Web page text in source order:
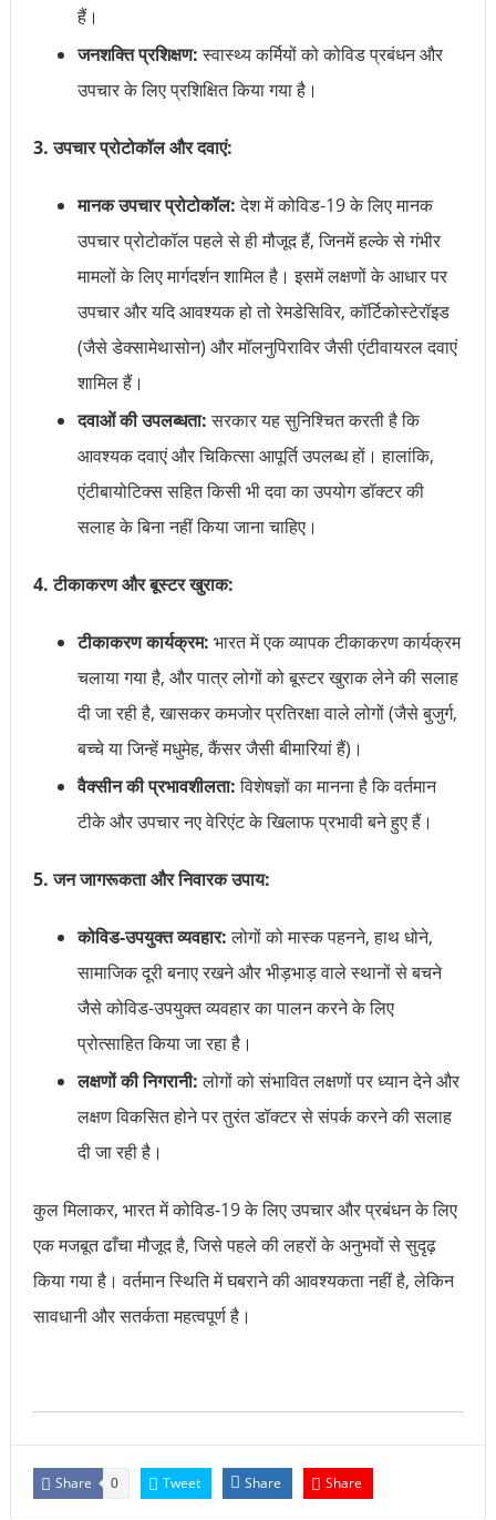
हैं।
जनशक्ति प्रशिक्षण:स्वास्थ्य कर्मियों को कोविड प्रबंधन और
उपचार के लिए प्रशिक्षित किया गया है।
3. उपचार प्रोटोकॉल और दवाएं:
मानक उपचार प्रोटोकॉल:देश में कोविड-19 के लिए मानक
उपचार प्रोटोकॉल पहले से ही मौजूद हैं, जिनमें हल्के से गंभीर
मामलों के लिए मार्गदर्शन शामिल है। इसमें लक्षणों के आधार पर
उपचार और यदि आवश्यक हो तो रेमडेसिविर, कॉर्टिकोस्टेरॉइड
(जैसे डेक्सामेथासोन) और मॉलनुपिराविर जैसी एंटीवायरल दवाएं
शामिल हैं।
दवाओं की उपलब्धता:सरकार यह सुनिश्चित करती है कि
आवश्यक दवाएं और चिकित्सा आपूर्ति उपलब्ध हों। हालांकि,
एंटीबायोटिक्स सहित किसी भी दवा का उपयोग डॉक्टर की
सलाह के बिना नहीं किया जाना चाहिए।
4. टीकाकरण और बूस्टर खुराक:
टीकाकरण कार्यक्रम: भारत में एक व्यापक टीकाकरण कार्यक्रम
चलाया गया है, और पात्र लोगों को बूस्टर खुराक लेने की सलाह
दी जा रही है, खासकर कमजोर प्रतिरक्षा वाले लोगों (जैसे बुजुर्ग,
बच्चे या जिन्हें मधुमेह, कैंसर जैसी बीमारियां हैं)।
वैक्सीन की प्रभावशीलता:विशेषज्ञों का मानना है कि वर्तमान
टीके और उपचार नए वेरिएंट के खिलाफ प्रभावी बने हुए हैं।
5. जन जागरूकता और निवारक उपाय:
कोविड-उपयुक्त व्यवहार:लोगों को मास्क पहनने, हाथ धोने,
सामाजिक दूरी बनाए रखने और भीड़भाड़ वाले स्थानों से बचने
जैसे कोविड-उपयुक्त व्यवहार का पालन करने के लिए
प्रोत्साहित किया जा रहा है।
लक्षणों की निगरानी:लोगों को संभावित लक्षणों पर ध्यान देने और
लक्षण विकसित होने पर तुरंत डॉक्टर से संपर्क करने की सलाह
दी जा रही है।
कुल मिलाकर, भारत में कोविड-19 के लिए उपचार और प्रबंधन के लिए
एक मजबूत ढाँचा मौजूद है, जिसे पहले की लहरों के अनुभवों से सुदृढ़
किया गया है। वर्तमान स्थिति में घबराने की आवश्यकता नहीं है, लेकिन
सावधानी और सतर्कता महत्वपूर्ण है।
Share 0 Tweet Share Share